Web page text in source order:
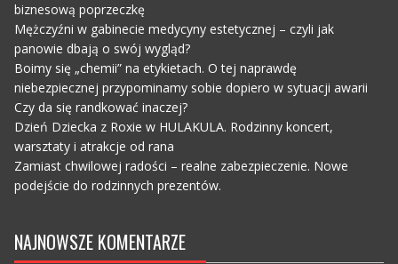
biznesową poprzeczkę
Mężczyźni w gabinecie medycyny estetycznej – czyli jak
panowie dbają o swój wygląd?
Boimy się „chemii” na etykietach. O tej naprawdę
niebezpiecznej przypominamy sobie dopiero w sytuacji awarii
Czy da się randkować inaczej?
Dzień Dziecka z Roxie w HULAKULA. Rodzinny koncert,
warsztaty i atrakcje od rana
Zamiast chwilowej radości – realne zabezpieczenie. Nowe
podejście do rodzinnych prezentów.
NAJNOWSZE KOMENTARZE